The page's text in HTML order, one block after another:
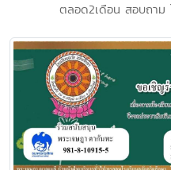
ตลอด2เดือน สอบถา